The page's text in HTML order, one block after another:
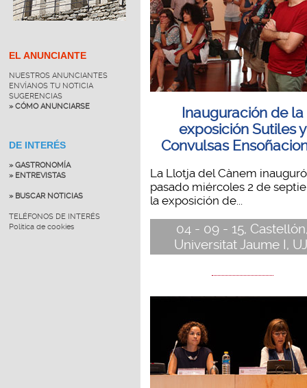
EL ANUNCIANTE
NUESTROS ANUNCIANTES
ENVÍANOS TU NOTICIA
SUGERENCIAS
» CÓMO ANUNCIARSE
DE INTERÉS
» GASTRONOMÍA
» ENTREVISTAS
» BUSCAR NOTICIAS
TELÉFONOS DE INTERÉS
Política de cookies
Inauguración de la
exposición Sutiles y
Convulsas
La Llotja del Cànem
pasado miércoles 2 de
la exposición de...
04 - 09 - 15,
Universitat Jaume I,